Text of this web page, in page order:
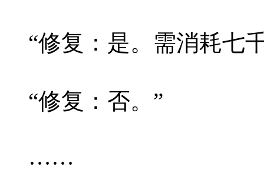
“修复：是。需消耗七
“修复：否。”
……